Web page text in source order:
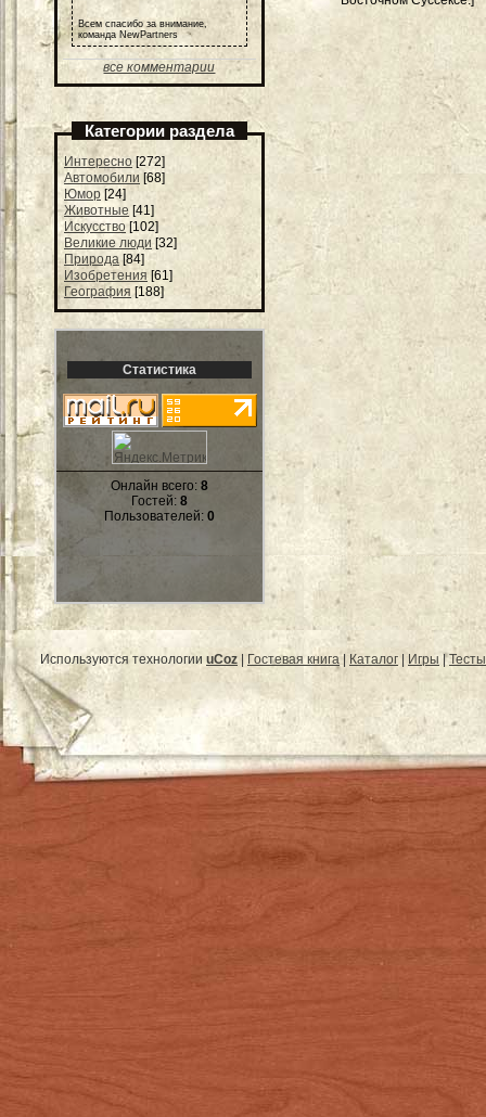
Всем спасибо за внимание,
команда NewPartners
все комментарии
Категории раздела
Интересно [272]
Автомобили [68]
Юмор [24]
Животные [41]
Искусство [102]
Великие люди [32]
Природа [84]
Изобретения [61]
География [188]
Статистика
Онлайн всего: 8
Гостей: 8
Пользователей: 0
Используются технологии uCoz Гостевая книга| Каталог Игры |Тесты